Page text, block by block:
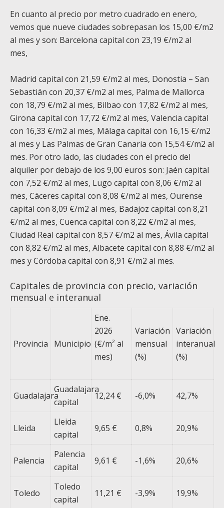
En cuanto al precio por metro cuadrado en enero,
vemos que nueve ciudades sobrepasan los 15,00 €/m2
al mes y son: Barcelona capital con 23,19 €/m2 al
mes,
Madrid capital con 21,59 €/m2 al mes, Donostia – San
Sebastián con 20,37 €/m2 al mes, Palma de Mallorca
con 18,79 €/m2 al mes, Bilbao con 17,82 €/m2 al mes,
Girona capital con 17,72 €/m2 al mes, Valencia capital
con 16,33 €/m2 al mes, Málaga capital con 16,15 €/m2
al mes y Las Palmas de Gran Canaria con 15,54 €/m2 al
mes. Por otro lado, las ciudades con el precio del
alquiler por debajo de los 9,00 euros son: Jaén capital
con 7,52 €/m2 al mes, Lugo capital con 8,06 €/m2 al
mes, Cáceres capital con 8,08 €/m2 al mes, Ourense
capital con 8,09 €/m2 al mes, Badajoz capital con 8,21
€/m2 al mes, Cuenca capital con 8,22 €/m2 al mes,
Ciudad Real capital con 8,57 €/m2 al mes, Ávila capital
con 8,82 €/m2 al mes, Albacete capital con 8,88 €/m2 al
mes y Córdoba capital con 8,91 €/m2 al mes.
Capitales de provincia con precio, variación
mensual e interanual
Provincia Municipio
Ene.
2026
(€/m² al
mes)
Variación
mensual
(%)
Variación
interanual
(%)
Guadalajara
Guadalajara
capital
12,24 € -6,0% 42,7%
Lleida
Lleida
capital
9,65 € 0,8% 20,9%
Palencia
Palencia
capital
9,61 € -1,6% 20,6%
Toledo
Toledo
capital
11,21 € -3,9% 19,9%